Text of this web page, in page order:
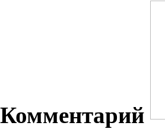
Комментарий